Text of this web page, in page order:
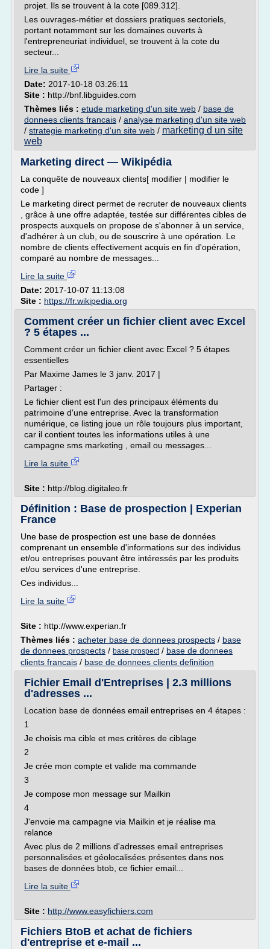
projet. Ils se trouvent à la cote [089.312].
Les ouvrages-métier et dossiers pratiques sectoriels,
portant notamment sur les domaines ouverts à
l'entrepreneuriat individuel, se trouvent à la cote du
secteur...
Lire la suite
Date: 2017-10-18 03:26:11
Site : http://bnf.libguides.com
Thèmes liés : etude marketing d'un site web / base de
donnees clients francais / analyse marketing d'un site web
/ strategie marketing d'un site web / marketing d un site
web
Marketing direct — Wikipédia
La conquête de nouveaux clients[ modifier | modifier le
code ]
Le marketing direct permet de recruter de nouveaux clients
, grâce à une offre adaptée, testée sur différentes cibles de
prospects auxquels on propose de s'abonner à un service,
d'adhérer à un club, ou de souscrire à une opération. Le
nombre de clients effectivement acquis en fin d'opération,
comparé au nombre de messages...
Lire la suite
Date: 2017-10-07 11:13:08
Site : https://fr.wikipedia.org
Comment créer un fichier client avec Excel
? 5 étapes ...
Comment créer un fichier client avec Excel ? 5 étapes
essentielles
Par Maxime James le 3 janv. 2017 |
Partager :
Le fichier client est l'un des principaux éléments du
patrimoine d'une entreprise. Avec la transformation
numérique, ce listing joue un rôle toujours plus important,
car il contient toutes les informations utiles à une
campagne sms marketing , email ou messages...
Lire la suite
Site : http://blog.digitaleo.fr
Définition : Base de prospection | Experian
France
Une base de prospection est une base de données
comprenant un ensemble d'informations sur des individus
et/ou entreprises pouvant être intéressés par les produits
et/ou services d'une entreprise.
Ces individus...
Lire la suite
Site : http://www.experian.fr
Thèmes liés : acheter base de donnees prospects / base
de donnees prospects / base prospect/ base de donnees
clients francais / base de donnees clients definition
Fichier Email d'Entreprises | 2.3 millions
d'adresses ...
Location base de données email entreprises en 4 étapes :
1
Je choisis ma cible et mes critères de ciblage
2
Je crée mon compte et valide ma commande
3
Je compose mon message sur Mailkin
4
J'envoie ma campagne via Mailkin et je réalise ma
relance
Avec plus de 2 millions d'adresses email entreprises
personnalisées et géolocalisées présentes dans nos
bases de données btob, ce fichier email...
Lire la suite
Site : http://www.easyfichiers.com
Fichiers BtoB et achat de fichiers
d'entreprise et e-mail ...